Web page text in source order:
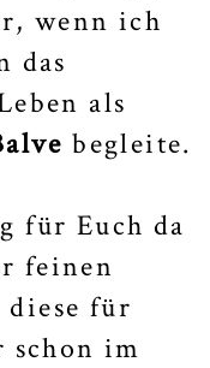
wenn ich
das
als
begleite.
für Euch da
feinen
für
schon im